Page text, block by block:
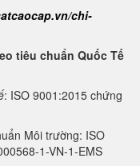
chi-
tiêu chuẩn Quốc Tế
: ISO 9001:2015 chứng
Môi trường: ISO
1-VN-1-EMS